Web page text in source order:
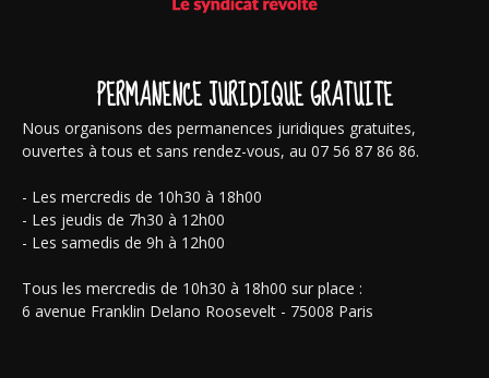
PERMANENCE JURIDIQUE GRATUITE
Nous organisons des permanences juridiques gratuites,
ouvertes à tous et sans rendez-vous, au 07 56 87 86 86.
- Les mercredis de 10h30 à 18h00
- Les jeudis de 7h30 à 12h00
- Les samedis de 9h à 12h00
Tous les mercredis de 10h30 à 18h00 sur place :
6 avenue Franklin Delano Roosevelt - 75008 Paris